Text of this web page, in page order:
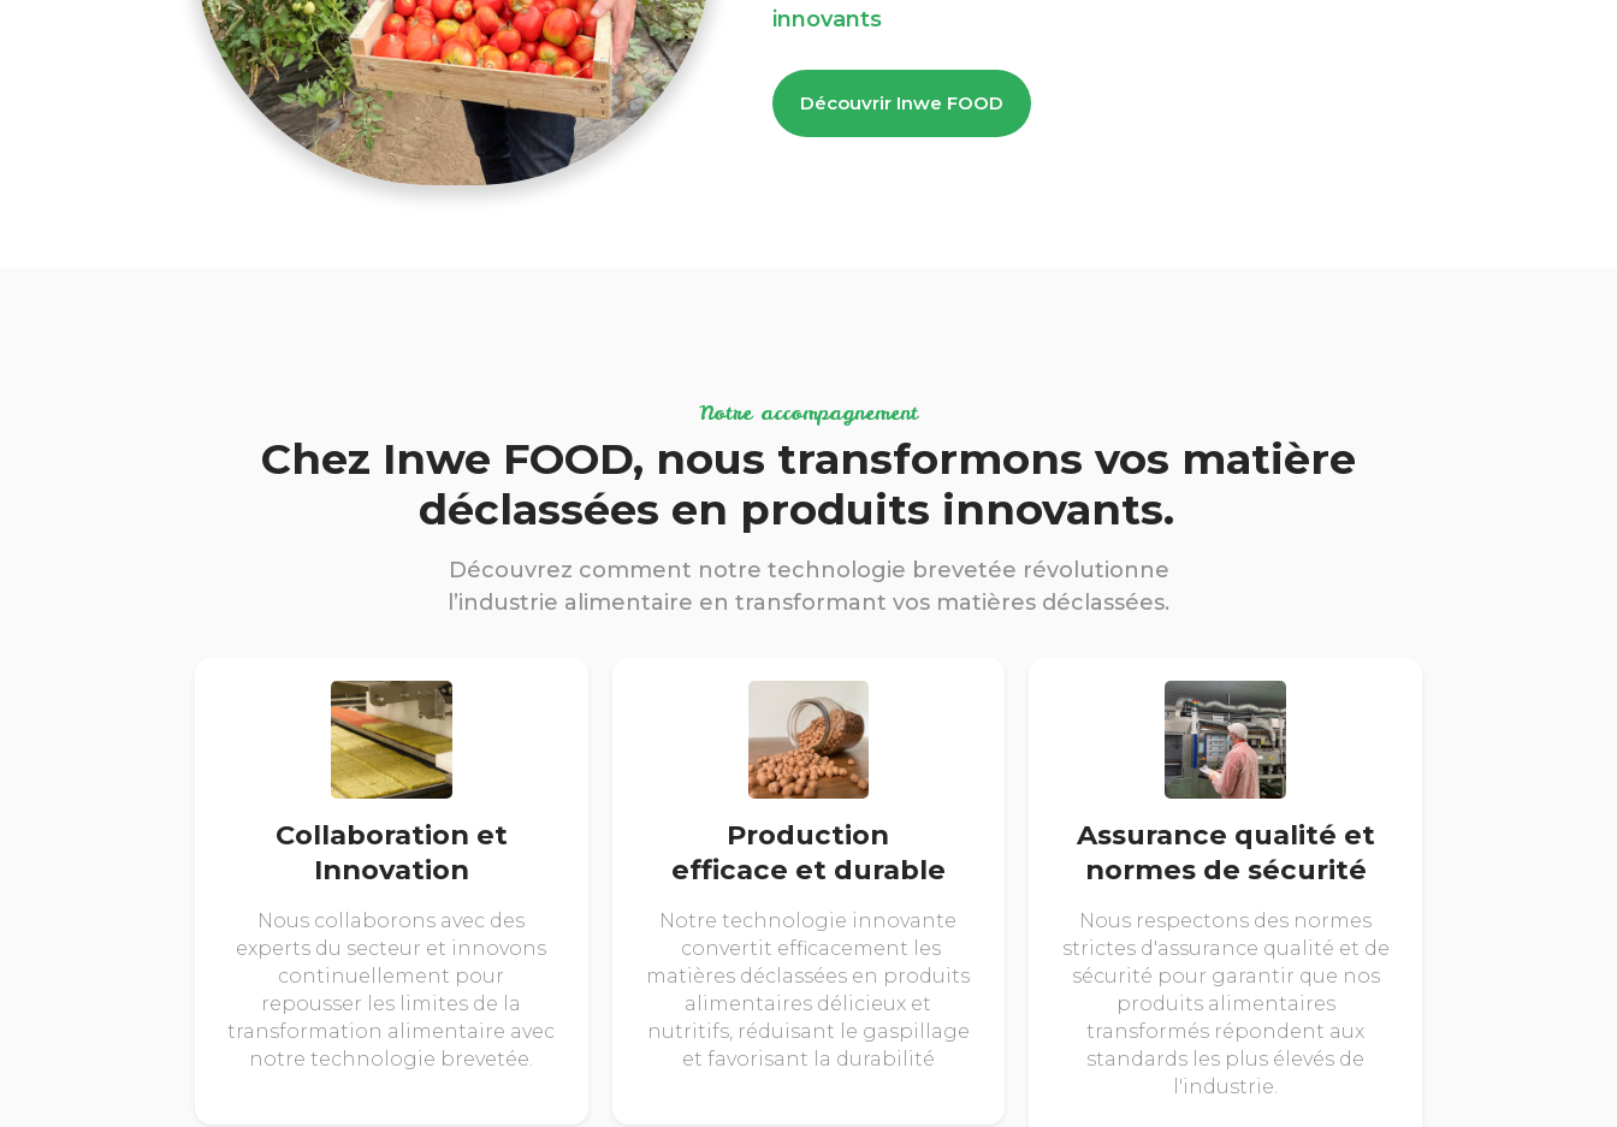
innovants
Découvrir Inwe FOOD
Notre accompagnement
Chez Inwe FOOD, nous transformons vos matière
déclassées en produits innovants.
Découvrez comment notre technologie brevetée révolutionne
l’industrie alimentaire en transformant vos matières déclassées.
Collaboration et
Innovation
Nous collaborons avec des
experts du secteur et innovons
continuellement pour
repousser les limites de la
transformation alimentaire avec
notre technologie brevetée.
Production
efficace et durable
Notre technologie innovante
convertit efficacement les
matières déclassées en produits
alimentaires délicieux et
nutritifs, réduisant le gaspillage
et favorisant la durabilité
Assurance qualité et
normes de sécurité
Nous respectons des normes
strictes d'assurance qualité et de
sécurité pour garantir que nos
produits alimentaires
transformés répondent aux
standards les plus élevés de
l'industrie.